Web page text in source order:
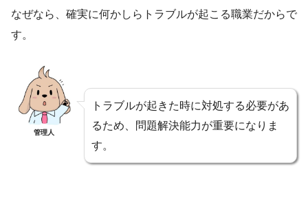
なぜなら、確実に何かしらトラブルが起こる職業だからで
す。
管理人
トラブルが起きた時に対処する必要があ
るため、問題解決能力が重要になりま
す。